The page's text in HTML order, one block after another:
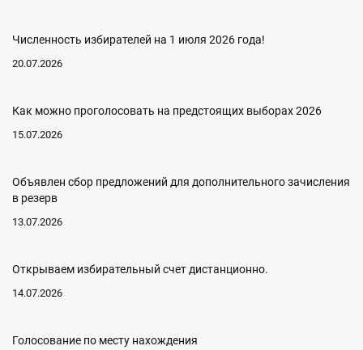
Численность избирателей на 1 июля 2026 года!
20.07.2026
Как можно проголосовать на предстоящих выборах 2026
15.07.2026
Объявлен сбор предложений для дополнительного зачисления
в резерв
13.07.2026
Открываем избирательный счет дистанционно.
14.07.2026
Голосование по месту нахождения